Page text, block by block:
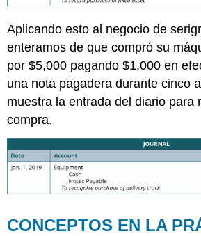
Aplicando esto al negocio de
enteramos de que compró su
por $5,000 pagando $1,000 en
una nota pagadera durante cinco
muestra la entrada del diario para
compra.
CONCEPTOS EN LA